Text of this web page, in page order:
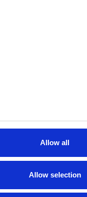
Allow all
Allow selection
due piani di
2017 2016